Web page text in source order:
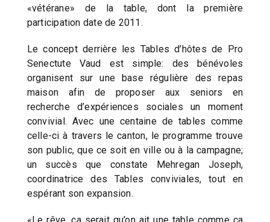
«vétérane» de la table, dont la première
participation date de 2011.
Le concept derrière les Tables d’hôtes de Pro
Senectute Vaud est simple: des bénévoles
organisent sur une base régulière des repas
maison afin de proposer aux seniors en
recherche d’expériences sociales un moment
convivial. Avec une centaine de tables comme
celle-ci à travers le canton, le programme trouve
son public, que ce soit en ville ou à la campagne;
un succès que constate Mehregan Joseph,
coordinatrice des Tables conviviales, tout en
espérant son expansion.